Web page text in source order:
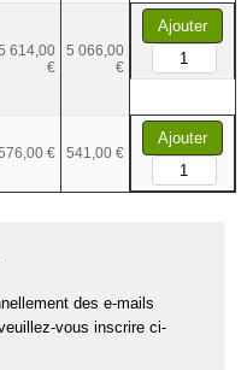
614,00
€
5 066,00
€
Ajouter
€ 541,00 €
Ajouter
des e-mails
vous inscrire ci-